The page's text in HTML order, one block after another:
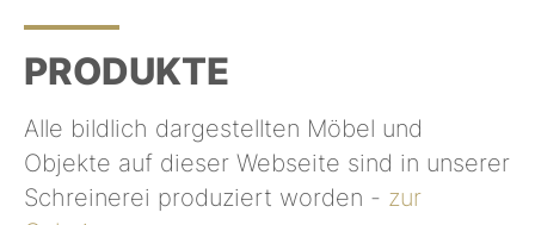
PRODUKTE
Alle bildlich dargestellten Möbel und
Objekte auf dieser Webseite sind in unserer
Schreinerei produziert worden - zur